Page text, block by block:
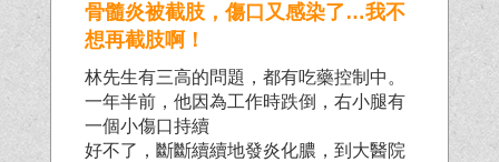
骨髓炎被截肢，傷口又感染了…我不
想再截肢啊！
林先生有三高的問題，都有吃藥控制中。
一年半前，他因為工作時跌倒，右小腿有
一個小傷口持續
好不了，斷斷續續地發炎化膿，到大醫院